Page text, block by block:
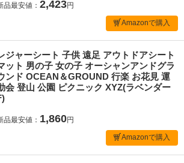
品最安値： 2,423円
Amazonで購入
ジャーシート 子供 遠足 アウトドアシート
ット 男の子 女の子 オーシャンアンドグラ
ンド OCEAN＆GROUND 行楽 お花見 運
会 登山 公園 ピクニック XYZ(ラベンダー
品最安値： 1,860円
Amazonで購入